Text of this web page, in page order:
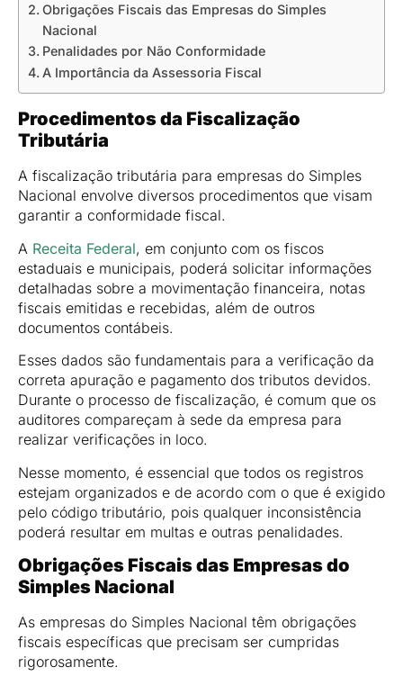
Obrigações Fiscais das Empresas do Simples
Nacional
Penalidades por Não Conformidade
A Importância da Assessoria Fiscal
Procedimentos da Fiscalização
Tributária
A fiscalização tributária para empresas do Simples
Nacional envolve diversos procedimentos que visam
garantir a conformidade fiscal.
A Receita Federal, em conjunto com os fiscos
estaduais e municipais, poderá solicitar informações
detalhadas sobre a movimentação financeira, notas
fiscais emitidas e recebidas, além de outros
documentos contábeis.
Esses dados são fundamentais para a verificação da
correta apuração e pagamento dos tributos devidos.
Durante o processo de fiscalização, é comum que os
auditores compareçam à sede da empresa para
realizar verificações in loco.
Nesse momento, é essencial que todos os registros
estejam organizados e de acordo com o que é exigido
pelo código tributário, pois qualquer inconsistência
poderá resultar em multas e outras penalidades.
Obrigações Fiscais das Empresas do
Simples Nacional
As empresas do Simples Nacional têm obrigações
fiscais específicas que precisam ser cumpridas
rigorosamente.